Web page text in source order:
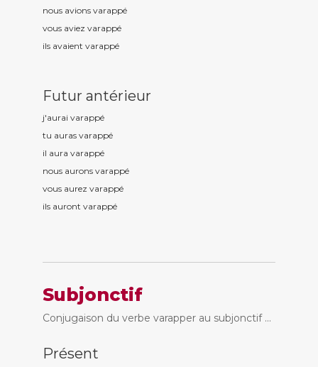
nous avions varappé
vous aviez varappé
ils avaient varappé
Futur antérieur
j'aurai varappé
tu auras varappé
il aura varappé
nous aurons varappé
vous aurez varappé
ils auront varappé
Subjonctif
Conjugaison du verbe varapper au subjonctif ...
Présent